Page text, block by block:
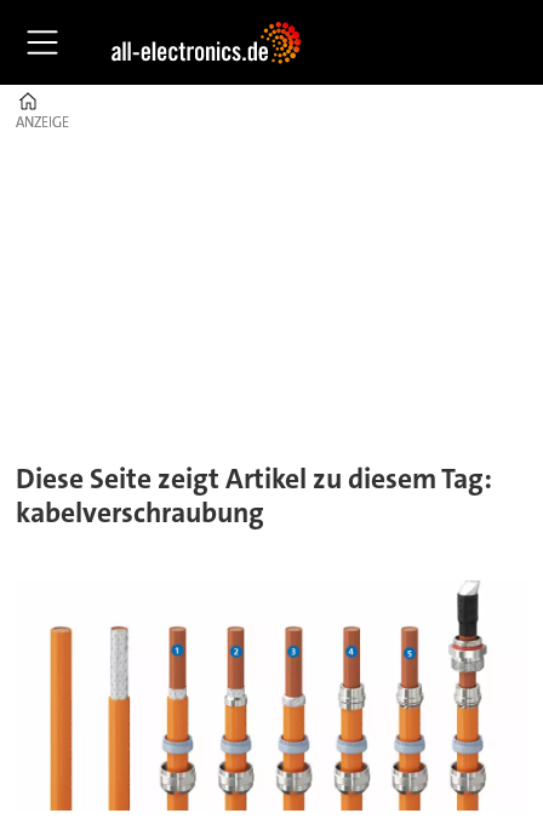
ANZEIGE
ANZEIGE
Diese Seite zeigt Artikel zu diesem Tag:
kabelverschraubung